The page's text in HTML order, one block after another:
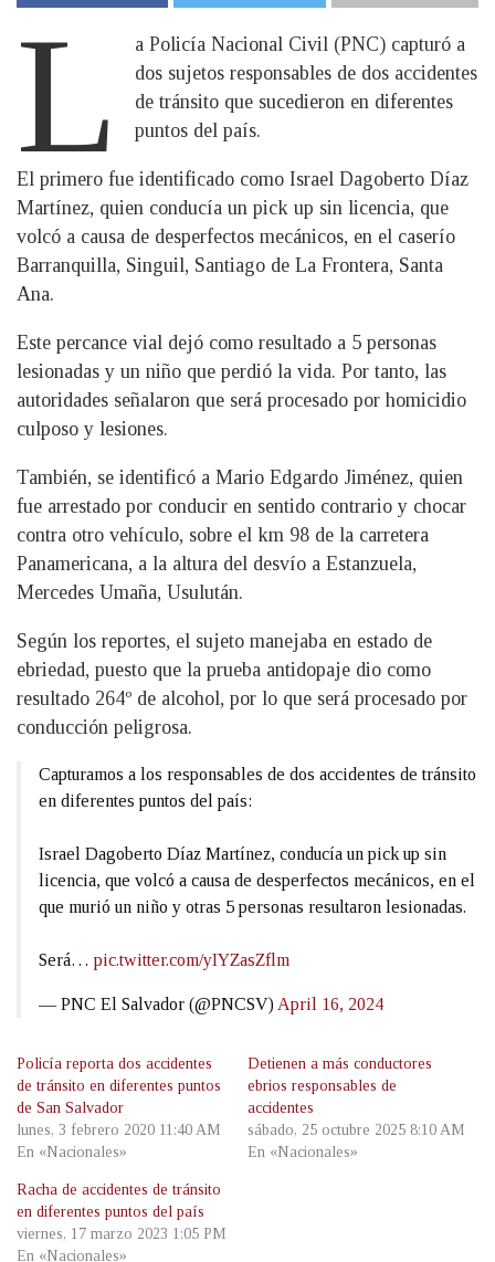
L
a Policía Nacional Civil (PNC) capturó a
dos sujetos responsables de dos accidentes
de tránsito que sucedieron en diferentes
puntos del país.
El primero fue identificado como Israel Dagoberto Díaz
Martínez, quien conducía un pick up sin licencia, que
volcó a causa de desperfectos mecánicos, en el caserío
Barranquilla, Singuil, Santiago de La Frontera, Santa
Ana.
Este percance vial dejó como resultado a 5 personas
lesionadas y un niño que perdió la vida. Por tanto, las
autoridades señalaron que será procesado por homicidio
culposo y lesiones.
También, se identificó a Mario Edgardo Jiménez, quien
fue arrestado por conducir en sentido contrario y chocar
contra otro vehículo, sobre el km 98 de la carretera
Panamericana, a la altura del desvío a Estanzuela,
Mercedes Umaña, Usulután.
Según los reportes, el sujeto manejaba en estado de
ebriedad, puesto que la prueba antidopaje dio como
resultado 264º de alcohol, por lo que será procesado por
conducción peligrosa.
Capturamos a los responsables de dos accidentes de tránsito
en diferentes puntos del país:
Israel Dagoberto Díaz Martínez, conducía un pick up sin
licencia, que volcó a causa de desperfectos mecánicos, en el
que murió un niño y otras 5 personas resultaron lesionadas.
Será… pic.twitter.com/yIYZasZflm
— PNC El Salvador (@PNCSV) April 16, 2024
Policía reporta dos accidentes
de tránsito en diferentes puntos
de San Salvador
lunes, 3 febrero 2020 11:40 AM
En «Nacionales»
Detienen a más conductores
ebrios responsables de
accidentes
sábado, 25 octubre 2025 8:10 AM
En «Nacionales»
Racha de accidentes de tránsito
en diferentes puntos del país
viernes, 17 marzo 2023 1:05 PM
En «Nacionales»